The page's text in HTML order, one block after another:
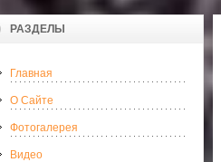
РАЗДЕЛЫ
Главная
О Сайте
Фотогалерея
Видео